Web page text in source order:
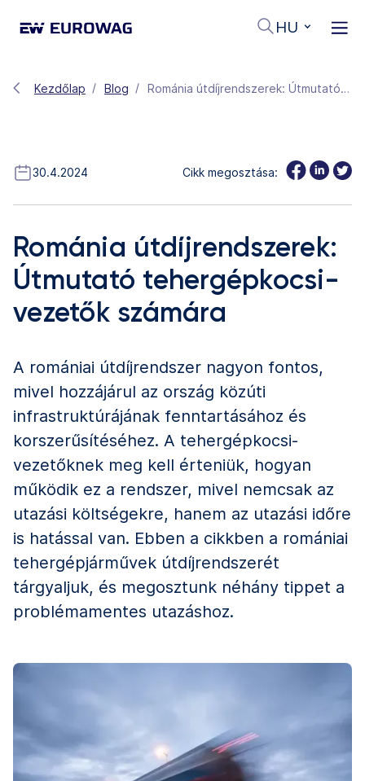
HU
Kezdőlap Blog Románia útdíjrendszerek: Útmutató tehergépkocsi-vezetők számára
30.4.2024 Cikk megosztása:
Románia útdíjrendszerek:
Útmutató tehergépkocsi-
vezetők számára
A romániai útdíjrendszer nagyon fontos,
mivel hozzájárul az ország közúti
infrastruktúrájának fenntartásához és
korszerűsítéséhez. A tehergépkocsi-
vezetőknek meg kell érteniük, hogyan
működik ez a rendszer, mivel nemcsak az
utazási költségekre, hanem az utazási időre
is hatással van. Ebben a cikkben a romániai
tehergépjárművek útdíjrendszerét
tárgyaljuk, és megosztunk néhány tippet a
problémamentes utazáshoz.